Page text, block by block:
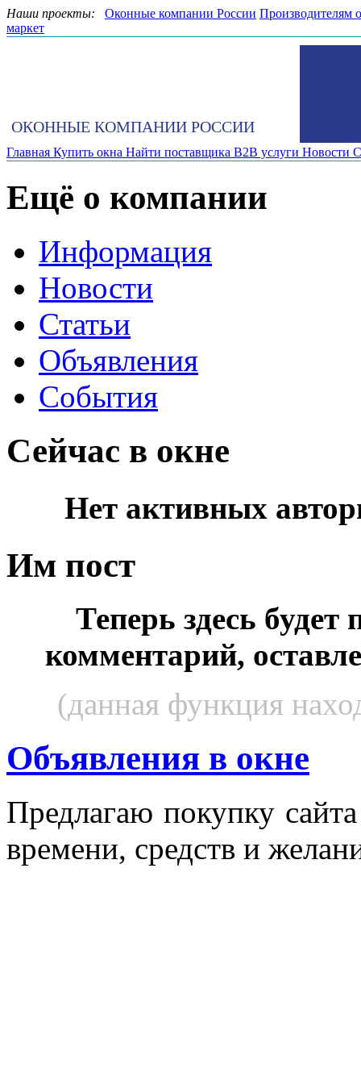
Наши проекты: Оконные компании России Производителям
маркет
ОКОННЫЕ КОМПАНИИ РОССИИ
Главная Купить окна Найти поставщика B2B услуги Новости
Ещё о компании
Информация
Новости
Статьи
Объявления
События
Сейчас в окне
Нет активных
Им пост
Теперь здесь будет
комментарий,
(данная функция
Объявления в окне
Пред­ла­гаю по­куп­ку
вре­мени, средств и